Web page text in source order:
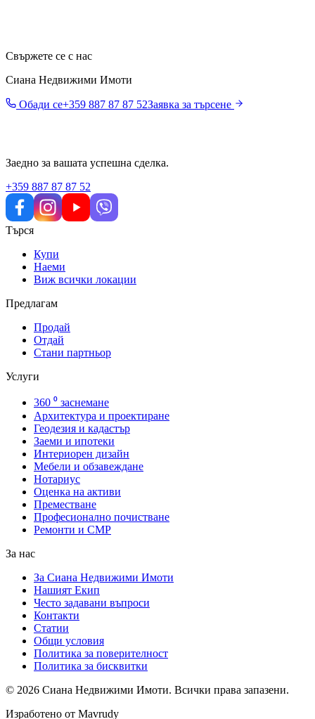
Свържете се с нас
Сиана Недвижими Имоти
Обади се+359 887 87 87 52Заявка за търсене
Заедно за вашата успешна сделка.
+359 887 87 87 52
Търся
Купи
Наеми
Виж всички локации
Предлагам
Продай
Отдай
Стани партньор
Услуги
360 ⁰ заснемане
Архитектура и проектиране
Геодезия и кадастър
Заеми и ипотеки
Интериорен дизайн
Мебели и обзавеждане
Нотариус
Оценка на активи
Преместване
Професионално почистване
Ремонти и СМР
За нас
За Сиана Недвижими Имоти
Нашият Екип
Често задавани въпроси
Контакти
Статии
Общи условия
Политика за поверителност
Политика за бисквитки
© 2026 Сиана Недвижими Имоти. Всички права запазени.
Изработено от Mavrudy